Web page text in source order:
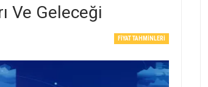
Ve Geleceği
FIYAT TAHMINLERI